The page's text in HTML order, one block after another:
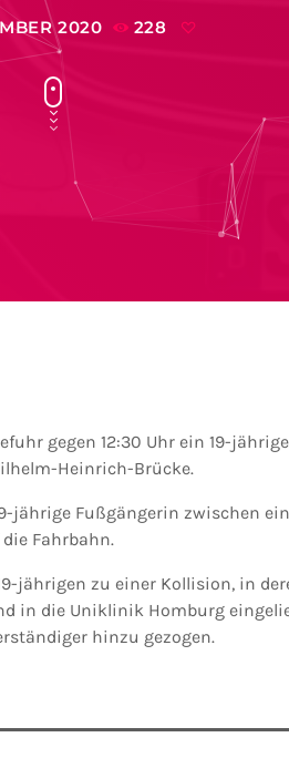
2020 228
gegen 12:30 Uhr ein 19-
Heinrich-Brücke.
Fußgängerin zwischen
Fahrbahn.
jährigen zu einer Kollision, in
in die Uniklinik Homburg
hinzu gezogen.